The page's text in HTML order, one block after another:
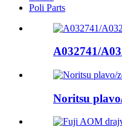
Poli Parts
A032741/
Noritsu